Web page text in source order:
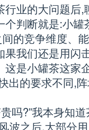
行业的大问题后,
判断就是:小
的竞争维度、
我们还是用闪
是小罐茶这家
出的要求不同,
吗?”我本身知
波之后,大部分